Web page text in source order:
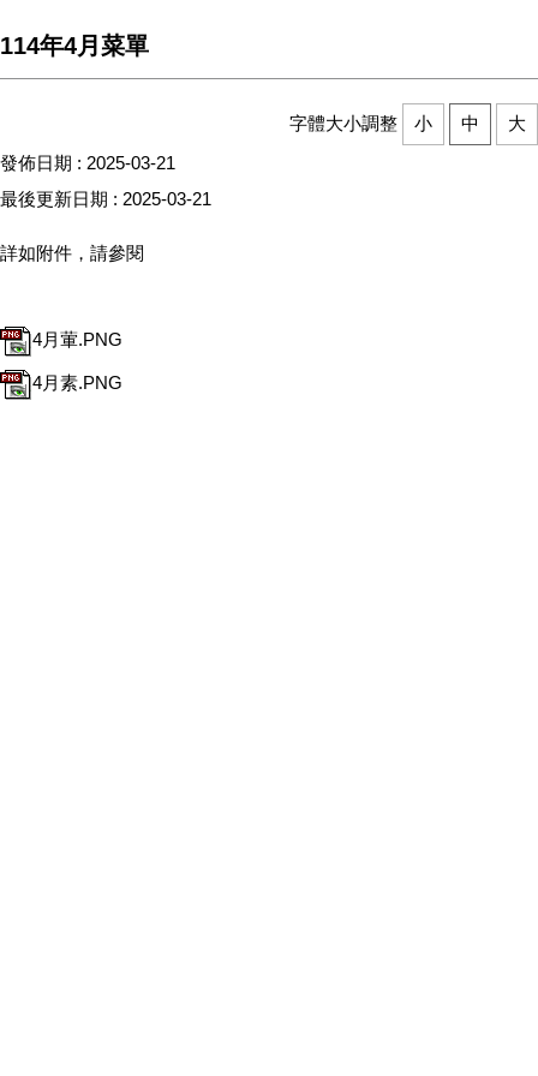
114年4月菜單
字體大小調整 小 中
大
發佈日期 : 2025-03-21
最後更新日期 : 2025-03-21
詳如附件，請參閱
4月葷.PNG
4月素.PNG